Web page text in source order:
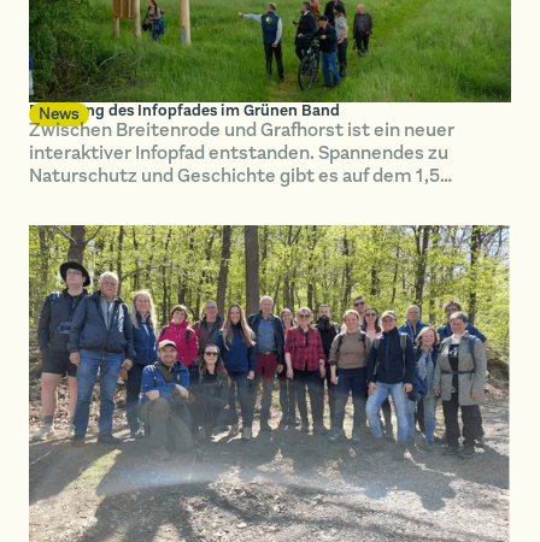
News
Eröffnung des Infopfades im Grünen Band
Zwischen Breitenrode und Grafhorst ist ein neuer
interaktiver Infopfad entstanden. Spannendes zu
Naturschutz und Geschichte gibt es auf dem 1,5